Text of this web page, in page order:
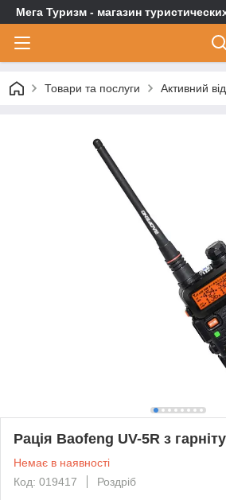
Мега Туризм - магазин
Товари та послуги Активний
Рація Baofeng UV-5R з
Немає в наявності
Код: 019417
Роздріб